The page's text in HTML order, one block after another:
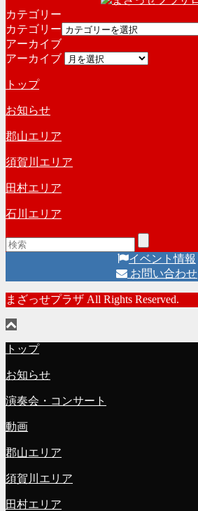
カテゴリー
カテゴリー
アーカイブ
アーカイブ
トップ
お知らせ
郡山エリア
須賀川エリア
田村エリア
石川エリア
イベント情報
お問い合わせ
まざっせプラザ All Rights Reserved.
トップ
お知らせ
演奏会・コンサート
動画
郡山エリア
須賀川エリア
田村エリア